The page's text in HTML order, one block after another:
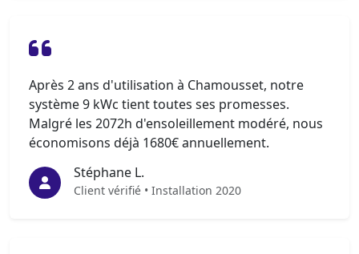
Après 2 ans d'utilisation à Chamousset, notre
système 9 kWc tient toutes ses promesses.
Malgré les 2072h d'ensoleillement modéré, nous
économisons déjà 1680€ annuellement.
Stéphane L.
Client vérifié • Installation 2020